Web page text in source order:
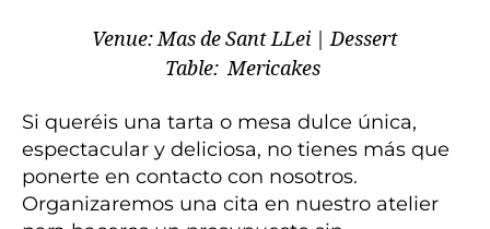
Venue:Mas de Sant LLei |Dessert
Table: Mericakes
Si queréis una tarta o mesa dulce única,
espectacular y deliciosa, no tienes más que
ponerte en contacto con nosotros.
Organizaremos una cita en nuestro atelier